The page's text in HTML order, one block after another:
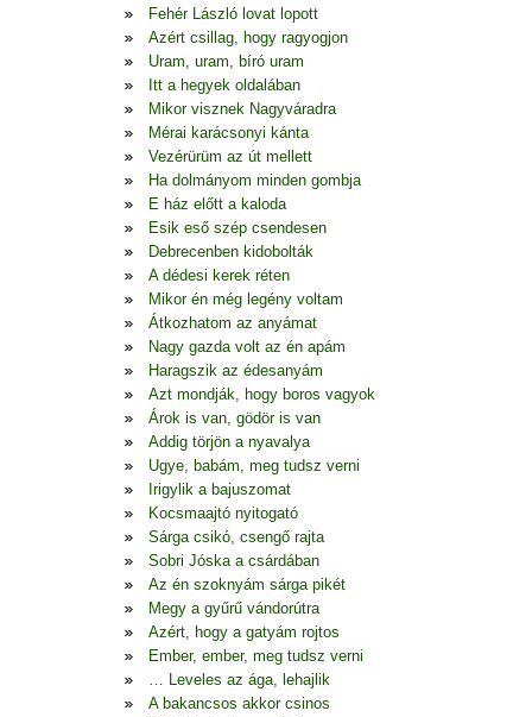
Fehér László lovat lopott
Azért csillag, hogy ragyogjon
Uram, uram, bíró uram
Itt a hegyek oldalában
Mikor visznek Nagyváradra
Mérai karácsonyi kánta
Vezérürüm az út mellett
Ha dolmányom minden gombja
E ház előtt a kaloda
Esik eső szép csendesen
Debrecenben kidobolták
A dédesi kerek réten
Mikor én még legény voltam
Átkozhatom az anyámat
Nagy gazda volt az én apám
Haragszik az édesanyám
Azt mondják, hogy boros vagyok
Árok is van, gödör is van
Addig törjön a nyavalya
Ugye, babám, meg tudsz verni
Irigylik a bajuszomat
Kocsmaajtó nyitogató
Sárga csikó, csengő rajta
Sobri Jóska a csárdában
Az én szoknyám sárga pikét
Megy a gyűrű vándorútra
Azért, hogy a gatyám rojtos
Ember, ember, meg tudsz verni
… Leveles az ága, lehajlik
A bakancsos akkor csinos